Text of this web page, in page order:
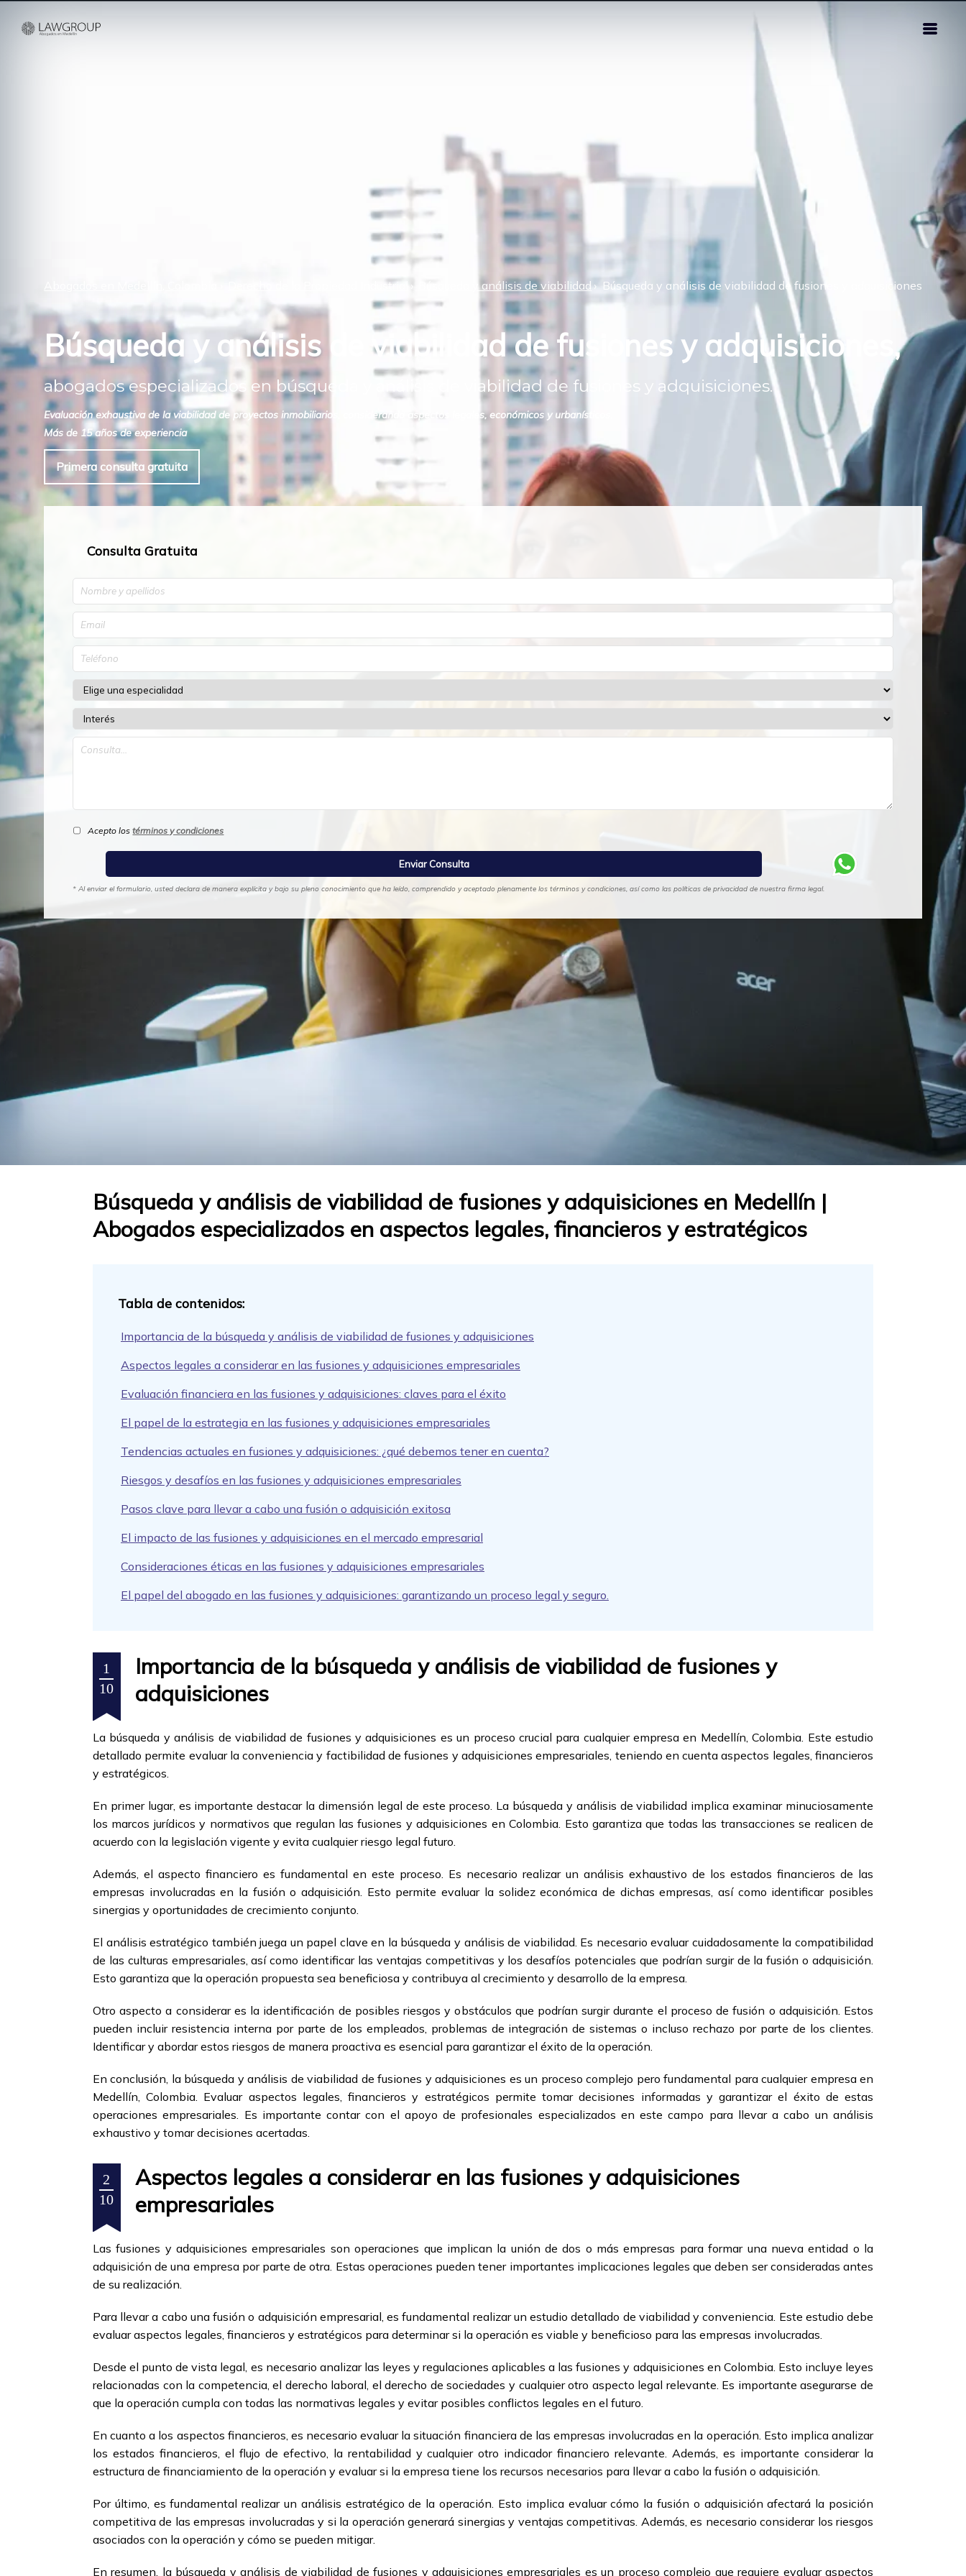
Derecho de la Propiedad Industrial Búsqueda y análisis de viabilidad Búsqueda y análisis de viabilidad de fusiones y adquisiciones
Búsqueda y análisis de viabilidad de fusiones y adquisiciones,
abogados especializados en búsqueda y análisis de viabilidad de fusiones y adquisiciones.
Evaluación exhaustiva de la viabilidad de proyectos inmobiliarios, considerando aspectos legales, económicos y urbanísticos.
Más de 15 años de experiencia
Primera consulta gratuita
Consulta Gratuita
Acepto lostérminos y condiciones
* Al enviar el formulario, usted declara de manera explícita y bajo su pleno conocimiento que ha leído, comprendido y aceptado plenamente los términos y condiciones, así como las políticas de privacidad de nuestra firma legal.
Búsqueda y análisis de viabilidad de fusiones y adquisiciones en Medellín |
Abogados especializados en aspectos legales, financieros y estratégicos
Importancia de la búsqueda y análisis de viabilidad de fusiones y adquisiciones
Aspectos legales a considerar en las fusiones y adquisiciones empresariales
Evaluación financiera en las fusiones y adquisiciones: claves para el éxito
El papel de la estrategia en las fusiones y adquisiciones empresariales
Tendencias actuales en fusiones y adquisiciones: ¿qué debemos tener en cuenta?
Riesgos y desafíos en las fusiones y adquisiciones empresariales
Pasos clave para llevar a cabo una fusión o adquisición exitosa
El impacto de las fusiones y adquisiciones en el mercado empresarial
Consideraciones éticas en las fusiones y adquisiciones empresariales
El papel del abogado en las fusiones y adquisiciones: garantizando un proceso legal y seguro.
1
10
Importancia de la búsqueda y análisis de viabilidad de fusiones y
adquisiciones
La búsqueda y análisis de viabilidad de fusiones y adquisiciones es un proceso crucial para cualquier empresa en Medellín, Colombia. Este estudio
detallado permite evaluar la conveniencia y factibilidad de fusiones y adquisiciones empresariales, teniendo en cuenta aspectos legales, financieros
y estratégicos.
En primer lugar, es importante destacar la dimensión legal de este proceso. La búsqueda y análisis de viabilidad implica examinar minuciosamente
los marcos jurídicos y normativos que regulan las fusiones y adquisiciones en Colombia. Esto garantiza que todas las transacciones se realicen de
acuerdo con la legislación vigente y evita cualquier riesgo legal futuro.
Además, el aspecto financiero es fundamental en este proceso. Es necesario realizar un análisis exhaustivo de los estados financieros de las
empresas involucradas en la fusión o adquisición. Esto permite evaluar la solidez económica de dichas empresas, así como identificar posibles
sinergias y oportunidades de crecimiento conjunto.
El análisis estratégico también juega un papel clave en la búsqueda y análisis de viabilidad. Es necesario evaluar cuidadosamente la compatibilidad
de las culturas empresariales, así como identificar las ventajas competitivas y los desafíos potenciales que podrían surgir de la fusión o adquisición.
Esto garantiza que la operación propuesta sea beneficiosa y contribuya al crecimiento y desarrollo de la empresa.
Otro aspecto a considerar es la identificación de posibles riesgos y obstáculos que podrían surgir durante el proceso de fusión o adquisición. Estos
pueden incluir resistencia interna por parte de los empleados, problemas de integración de sistemas o incluso rechazo por parte de los clientes.
Identificar y abordar estos riesgos de manera proactiva es esencial para garantizar el éxito de la operación.
En conclusión, la búsqueda y análisis de viabilidad de fusiones y adquisiciones es un proceso complejo pero fundamental para cualquier empresa en
Medellín, Colombia. Evaluar aspectos legales, financieros y estratégicos permite tomar decisiones informadas y garantizar el éxito de estas
operaciones empresariales. Es importante contar con el apoyo de profesionales especializados en este campo para llevar a cabo un análisis
exhaustivo y tomar decisiones acertadas.
2
10
Aspectos legales a considerar en las fusiones y adquisiciones
empresariales
Las fusiones y adquisiciones empresariales son operaciones que implican la unión de dos o más empresas para formar una nueva entidad o la
adquisición de una empresa por parte de otra. Estas operaciones pueden tener importantes implicaciones legales que deben ser consideradas antes
de su realización.
Para llevar a cabo una fusión o adquisición empresarial, es fundamental realizar un estudio detallado de viabilidad y conveniencia. Este estudio debe
evaluar aspectos legales, financieros y estratégicos para determinar si la operación es viable y beneficioso para las empresas involucradas.
Desde el punto de vista legal, es necesario analizar las leyes y regulaciones aplicables a las fusiones y adquisiciones en Colombia. Esto incluye leyes
relacionadas con la competencia, el derecho laboral, el derecho de sociedades y cualquier otro aspecto legal relevante. Es importante asegurarse de
que la operación cumpla con todas las normativas legales y evitar posibles conflictos legales en el futuro.
En cuanto a los aspectos financieros, es necesario evaluar la situación financiera de las empresas involucradas en la operación. Esto implica analizar
los estados financieros, el flujo de efectivo, la rentabilidad y cualquier otro indicador financiero relevante. Además, es importante considerar la
estructura de financiamiento de la operación y evaluar si la empresa tiene los recursos necesarios para llevar a cabo la fusión o adquisición.
Por último, es fundamental realizar un análisis estratégico de la operación. Esto implica evaluar cómo la fusión o adquisición afectará la posición
competitiva de las empresas involucradas y si la operación generará sinergias y ventajas competitivas. Además, es necesario considerar los riesgos
asociados con la operación y cómo se pueden mitigar.
En resumen, la búsqueda y análisis de viabilidad de fusiones y adquisiciones empresariales es un proceso complejo que requiere evaluar aspectos